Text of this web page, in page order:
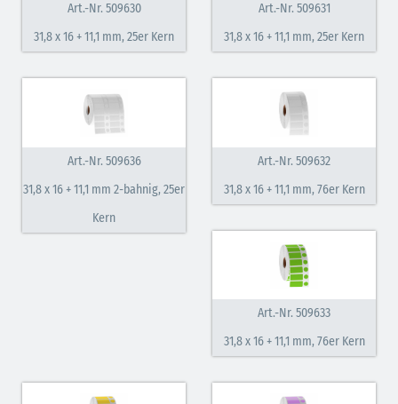
Art.-Nr. 509630
31,8 x 16 + 11,1 mm, 25er Kern
Art.-Nr. 509631
31,8 x 16 + 11,1 mm, 25er Kern
Art.-Nr. 509636
31,8 x 16 + 11,1 mm 2-bahnig, 25er
Kern
Art.-Nr. 509632
31,8 x 16 + 11,1 mm, 76er Kern
Art.-Nr. 509633
31,8 x 16 + 11,1 mm, 76er Kern